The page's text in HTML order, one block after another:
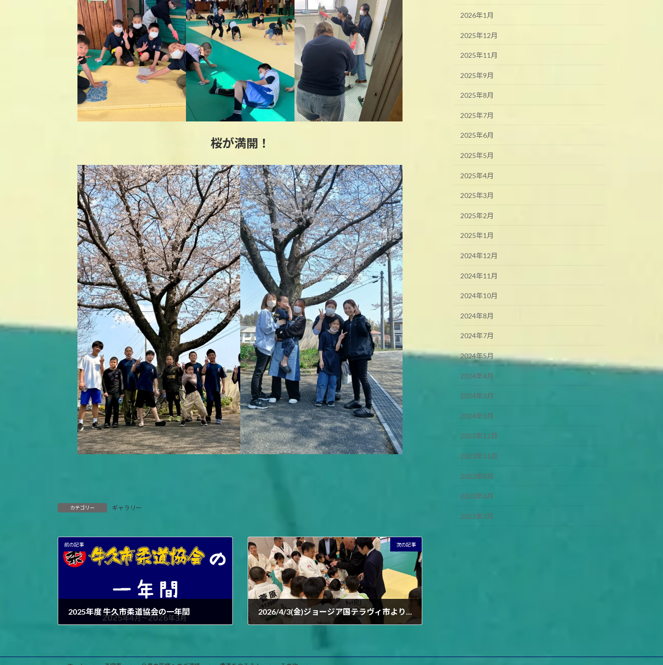
桜が満開！
カテゴリー ギャラリー
前の記事
2025年度 牛久市柔道協会の一年間
次の記事
2026/4/3(金)ジョージア国テラヴィ市よりお客様
2026年1月
2025年12月
2025年11月
2025年9月
2025年8月
2025年7月
2025年6月
2025年5月
2025年4月
2025年3月
2025年2月
2025年1月
2024年12月
2024年11月
2024年10月
2024年8月
2024年7月
2024年5月
2024年4月
2024年3月
2024年1月
2023年12月
2023年11月
2023年8月
2023年6月
2023年3月